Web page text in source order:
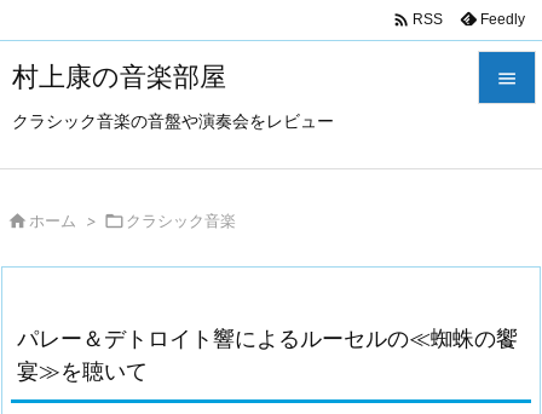
村上康の音楽部屋
クラシック音楽の音盤や演奏会をレビュー

次へ
検索
 RSS Feedly
 ホーム > クラシック音楽
パレー＆デトロイト響によるルーセルの≪蜘蛛の饗
宴≫を聴いて